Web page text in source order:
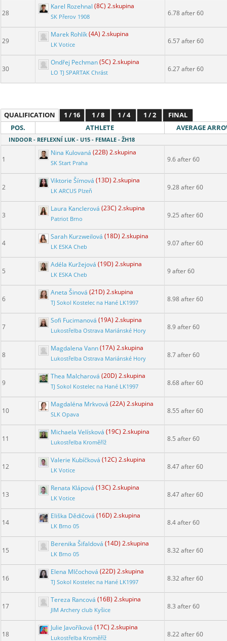
28
Karel Rozehnal (8C) 2.skupina
SK Přerov 1908 6.78 after 60
29
Marek Rohlík(4A) 2.skupina
LK Votice 6.57 after 60
30
Ondřej Pechman(5C) 2.skupina
LO TJ SPARTAK Chrást 6.27 after 60
QUALIFICATION 1 / 16 1 / 8 1 / 4 1 / 2
FINAL
POS.
ATHLETE AVERAGE
INDOOR - REFLEXNÍ LUK - U15 - FEMALE - ŽH18
1
Nina Kulovaná (22B) 2.skupina
SK Start Praha 9.6 after 60
2
Viktorie Šímová (13D) 2.skupina
LK ARCUS Plzeň 9.28 after 60
3
Laura Kanclerová (23C) 2.skupina
Patriot Brno 9.25 after 60
4
Sarah Kurzweilová (18D) 2.skupina
LK ESKA Cheb 9.07 after 60
5
Adéla Kuržejová (19D) 2.skupina
LK ESKA Cheb 9 after 60
6
Aneta Šinová (21D) 2.skupina
TJ Sokol Kostelec na Hané LK1997 8.98 after 60
7
Sofi Fucimanová (19A) 2.skupina
Lukostřelba Ostrava Mariánské Hory 8.9 after 60
8
Magdalena Vann(17A) 2.skupina
Lukostřelba Ostrava Mariánské Hory 8.7 after 60
9
Thea Malcharová (20D) 2.skupina
TJ Sokol Kostelec na Hané LK1997 8.68 after 60
10
Magdaléna Mrkvová (22A) 2.skupina
SLK Opava 8.55 after 60
11
Michaela Velísková (19C) 2.skupina
Lukostřelba Kroměříž 8.5 after 60
12
Valerie Kubíčková (12C) 2.skupina
LK Votice 8.47 after 60
13
Renata Klápová (13C) 2.skupina
LK Votice 8.47 after 60
14
Eliška Dědičová (16D) 2.skupina
LK Brno 05 8.4 after 60
15
Berenika Šifaldová (14D) 2.skupina
LK Brno 05 8.32 after 60
16
Elena Mlčochová (22D) 2.skupina
TJ Sokol Kostelec na Hané LK1997 8.32 after 60
17
Tereza Rancová (16B) 2.skupina
JIM Archery club Kyšice 8.3 after 60
18
Julie Javoříková (17C) 2.skupina
Lukostřelba Kroměříž 8.22 after 60